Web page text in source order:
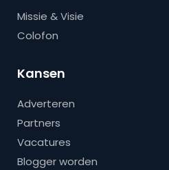
Missie & Visie
Colofon
Kansen
Adverteren
Partners
Vacatures
Blogger worden